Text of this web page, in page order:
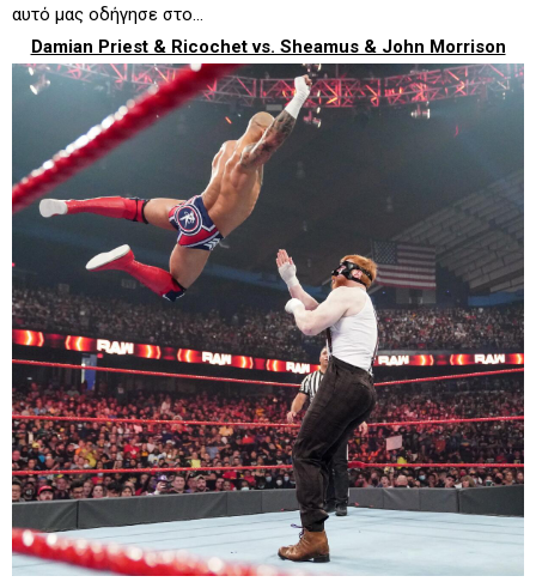
αυτό μας οδήγησε στο...
Damian Priest & Ricochet vs. Sheamus & John Morrison